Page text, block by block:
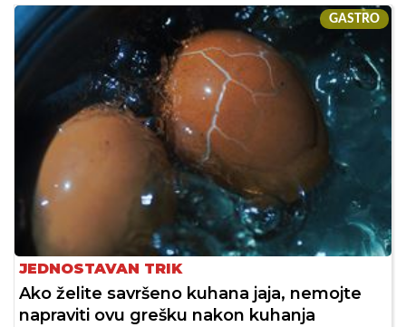
GASTRO
JEDNOSTAVAN TRIK
Ako želite savršeno kuhana jaja, nemojte
napraviti ovu grešku nakon kuhanja